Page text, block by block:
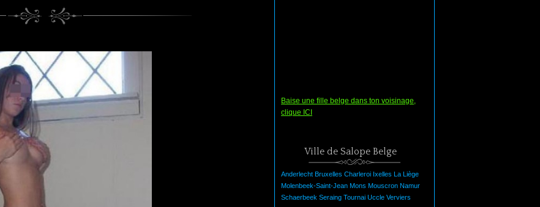
Baise une fille belge dans ton voisinage,
clique ICI
Ville de Salope Belge
Anderlecht Bruxelles Charleroi Ixelles La Liège
Molenbeek-Saint-Jean Mons Mouscron Namur
Schaerbeek Seraing Tournai Uccle Verviers